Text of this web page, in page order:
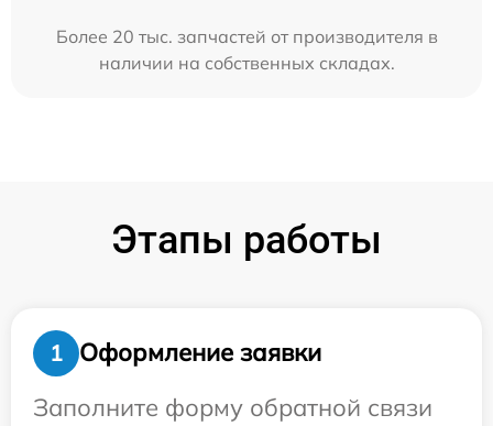
Более 20 тыс. запчастей от производителя в
наличии на собственных складах.
Этапы работы
1
Оформление заявки
Заполните форму обратной связи